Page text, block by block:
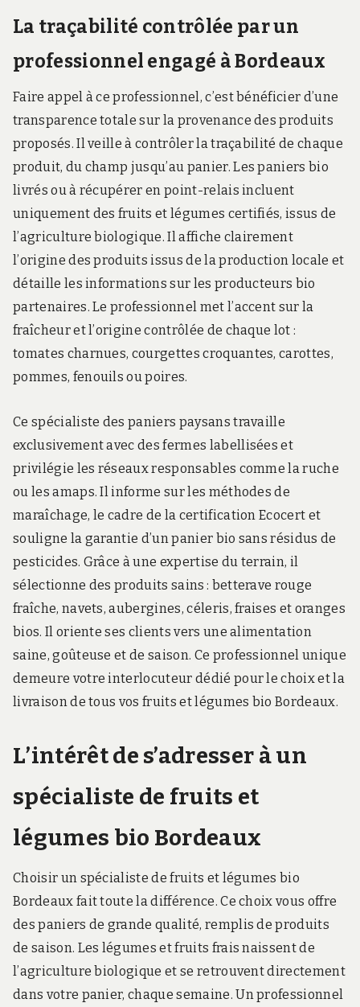
La traçabilité contrôlée par un
professionnel engagé à Bordeaux
Faire appel à ce professionnel, c’est bénéficier d’une
transparence totale sur la provenance des produits
proposés. Il veille à contrôler la traçabilité de chaque
produit, du champ jusqu’au panier. Les paniers bio
livrés ou à récupérer en point-relais incluent
uniquement des fruits et légumes certifiés, issus de
l’agriculture biologique. Il affiche clairement
l’origine des produits issus de la production locale et
détaille les informations sur les producteurs bio
partenaires. Le professionnel met l’accent sur la
fraîcheur et l’origine contrôlée de chaque lot :
tomates charnues, courgettes croquantes, carottes,
pommes, fenouils ou poires.
Ce spécialiste des paniers paysans travaille
exclusivement avec des fermes labellisées et
privilégie les réseaux responsables comme la ruche
ou les amaps. Il informe sur les méthodes de
maraîchage, le cadre de la certification Ecocert et
souligne la garantie d’un panier bio sans résidus de
pesticides. Grâce à une expertise du terrain, il
sélectionne des produits sains : betterave rouge
fraîche, navets, aubergines, céleris, fraises et oranges
bios. Il oriente ses clients vers une alimentation
saine, goûteuse et de saison. Ce professionnel unique
demeure votre interlocuteur dédié pour le choix et la
livraison de tous vos fruits et légumes bio Bordeaux.
L’intérêt de s’adresser à un
spécialiste de fruits et
légumes bio Bordeaux
Choisir un spécialiste de fruits et légumes bio
Bordeaux fait toute la différence. Ce choix vous offre
des paniers de grande qualité, remplis de produits
de saison. Les légumes et fruits frais naissent de
l’agriculture biologique et se retrouvent directement
dans votre panier, chaque semaine. Un professionnel